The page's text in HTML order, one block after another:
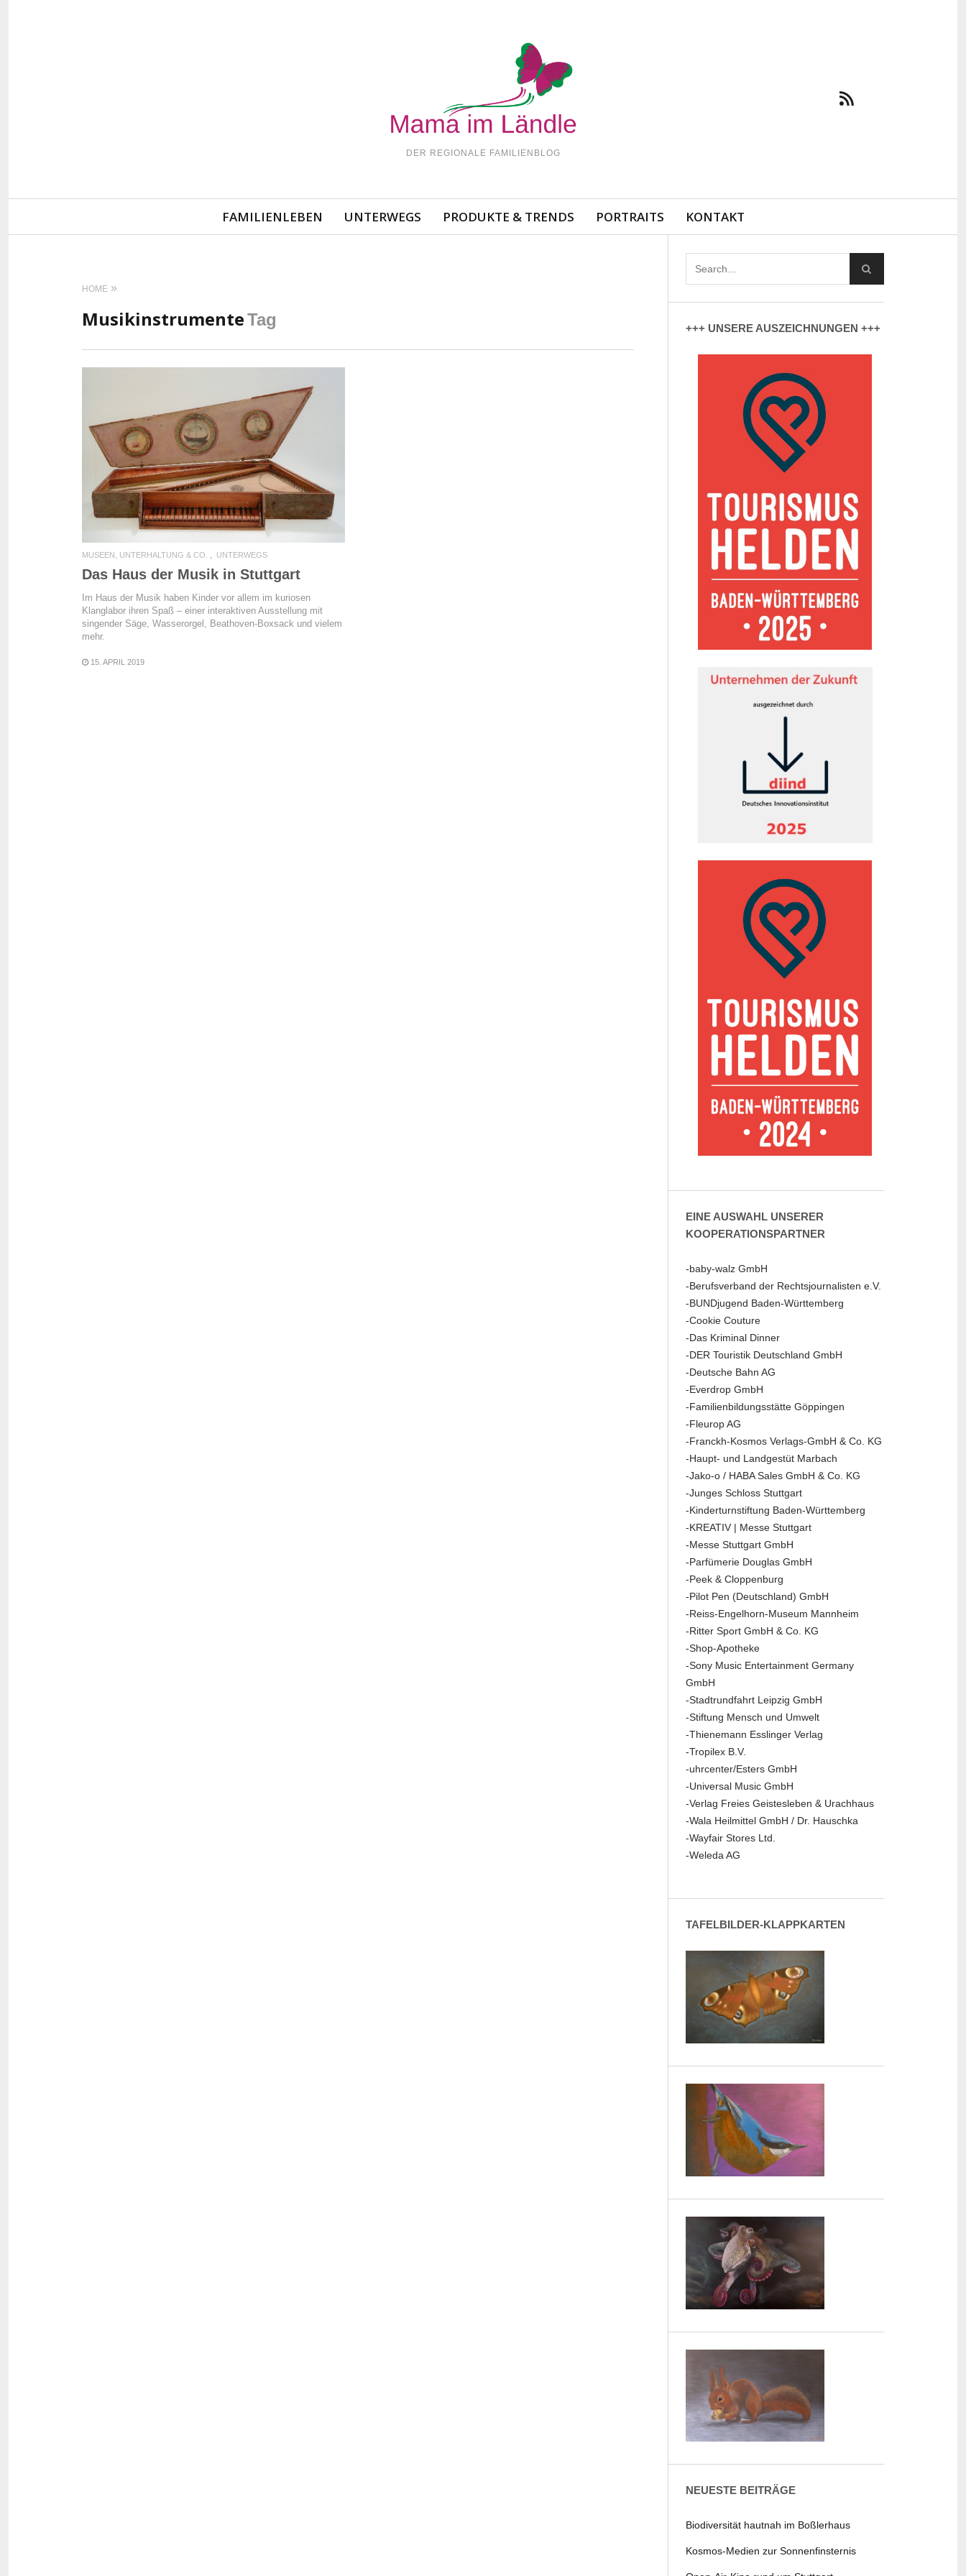
DER REGIONALE FAMILIENBLOG
Navigation
FAMILIENLEBEN UNTERWEGS PRODUKTE & TRENDS PORTRAITS KONTAKT
HOME
MusikinstrumenteTag
READ MORE
MUSEEN, UNTERHALTUNG & CO. UNTERWEGS
Das Haus der Musik in Stuttgart
Im Haus der Musik haben Kinder vor allem im kuriosen
Klanglabor ihren Spaß – einer interaktiven Ausstellung mit
singender Säge, Wasserorgel, Beathoven-Boxsack und vielem
mehr.
15. APRIL 2019
+++ UNSERE AUSZEICHNUNGEN +++
EINE AUSWAHL UNSERER
KOOPERATIONSPARTNER
-baby-walz GmbH
-Berufsverband der Rechtsjournalisten e.V.
-BUNDjugend Baden-Württemberg
-Cookie Couture
-Das Kriminal Dinner
-DER Touristik Deutschland GmbH
-Deutsche Bahn AG
-Everdrop GmbH
-Familienbildungsstätte Göppingen
-Fleurop AG
-Franckh-Kosmos Verlags-GmbH & Co. KG
-Haupt- und Landgestüt Marbach
-Jako-o / HABA Sales GmbH & Co. KG
-Junges Schloss Stuttgart
-Kinderturnstiftung Baden-Württemberg
-KREATIV | Messe Stuttgart
-Messe Stuttgart GmbH
-Parfümerie Douglas GmbH
-Peek & Cloppenburg
-Pilot Pen (Deutschland) GmbH
-Reiss-Engelhorn-Museum Mannheim
-Ritter Sport GmbH & Co. KG
-Shop-Apotheke
-Sony Music Entertainment Germany
GmbH
-Stadtrundfahrt Leipzig GmbH
-Stiftung Mensch und Umwelt
-Thienemann Esslinger Verlag
-Tropilex B.V.
-uhrcenter/Esters GmbH
-Universal Music GmbH
-Verlag Freies Geistesleben & Urachhaus
-Wala Heilmittel GmbH / Dr. Hauschka
-Wayfair Stores Ltd.
-Weleda AG
TAFELBILDER-KLAPPKARTEN
NEUESTE BEITRÄGE
Biodiversität hautnah im Boßlerhaus
Kosmos-Medien zur Sonnenfinsternis